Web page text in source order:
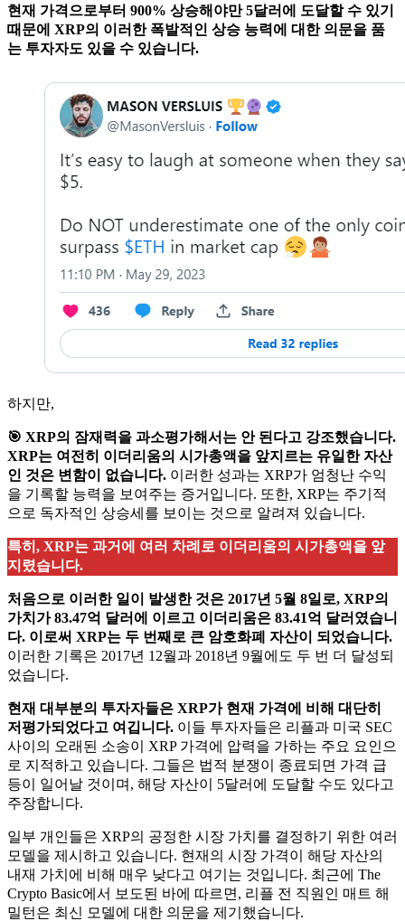
현재 가격으로부터 900% 상승해야만 5달러에 도달할 수 있기
때문에 XRP의 이러한 폭발적인 상승 능력에 대한 의문을 품
는 투자자도 있을 수 있습니다.
하지만,
🎯 XRP의 잠재력을 과소평가해서는 안 된다고 강조했습니다.
XRP는 여전히 이더리움의 시가총액을 앞지르는 유일한 자산
인 것은 변함이 없습니다. 이러한 성과는 XRP가 엄청난 수익
을 기록할 능력을 보여주는 증거입니다. 또한, XRP는 주기적
으로 독자적인 상승세를 보이는 것으로 알려져 있습니다.
특히, XRP는 과거에 여러 차례로 이더리움의 시가총액을 앞
지렸습니다.
처음으로 이러한 일이 발생한 것은 2017년 5월 8일로, XRP의
가치가 83.47억 달러에 이르고 이더리움은 83.41억 달러였습니
다. 이로써 XRP는 두 번째로 큰 암호화폐 자산이 되었습니다.
이러한 기록은 2017년 12월과 2018년 9월에도 두 번 더 달성되
었습니다.
현재 대부분의 투자자들은 XRP가 현재 가격에 비해 대단히
저평가되었다고 여깁니다. 이들 투자자들은 리플과 미국 SEC
사이의 오래된 소송이 XRP 가격에 압력을 가하는 주요 요인으
로 지적하고 있습니다. 그들은 법적 분쟁이 종료되면 가격 급
등이 일어날 것이며, 해당 자산이 5달러에 도달할 수도 있다고
주장합니다.
일부 개인들은 XRP의 공정한 시장 가치를 결정하기 위한 여러
모델을 제시하고 있습니다. 현재의 시장 가격이 해당 자산의
내재 가치에 비해 매우 낮다고 여기는 것입니다. 최근에 The
Crypto Basic에서 보도된 바에 따르면, 리플 전 직원인 매트 해
밀턴은 최신 모델에 대한 의문을 제기했습니다.